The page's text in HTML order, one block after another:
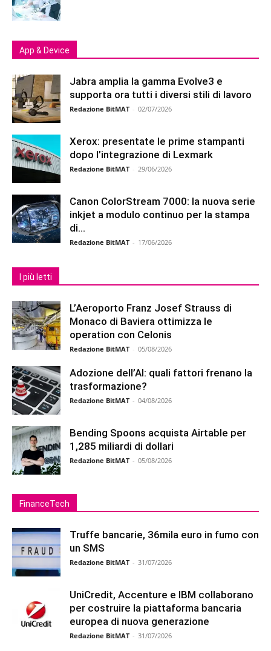
App & Device
Jabra amplia la gamma Evolve3 e
supporta ora tutti i diversi stili di lavoro
Redazione BitMAT - 02/07/2026
Xerox: presentate le prime stampanti
dopo l’integrazione di Lexmark
Redazione BitMAT - 29/06/2026
Canon ColorStream 7000: la nuova serie
inkjet a modulo continuo per la stampa
di...
Redazione BitMAT - 17/06/2026
I più letti
L’Aeroporto Franz Josef Strauss di
Monaco di Baviera ottimizza le
operation con Celonis
Redazione BitMAT - 05/08/2026
Adozione dell’AI: quali fattori frenano la
trasformazione?
Redazione BitMAT - 04/08/2026
Bending Spoons acquista Airtable per
1,285 miliardi di dollari
Redazione BitMAT - 05/08/2026
FinanceTech
Truffe bancarie, 36mila euro in fumo con
un SMS
Redazione BitMAT - 31/07/2026
UniCredit, Accenture e IBM collaborano
per costruire la piattaforma bancaria
europea di nuova generazione
Redazione BitMAT - 31/07/2026